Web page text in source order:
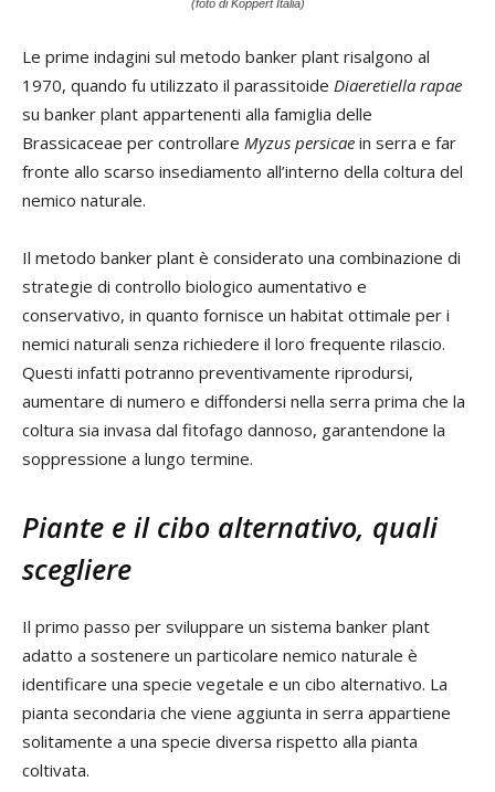
(foto di Koppert Italia)
Le prime indagini sul metodo banker plant risalgono al
1970, quando fu utilizzato il parassitoide Diaeretiella rapae
su banker plant appartenenti alla famiglia delle
Brassicaceae per controllare Myzus persicae in serra e far
fronte allo scarso insediamento all’interno della coltura del
nemico naturale.
Il metodo banker plant è considerato una combinazione di
strategie di controllo biologico aumentativo e
conservativo, in quanto fornisce un habitat ottimale per i
nemici naturali senza richiedere il loro frequente rilascio.
Questi infatti potranno preventivamente riprodursi,
aumentare di numero e diffondersi nella serra prima che la
coltura sia invasa dal fitofago dannoso, garantendone la
soppressione a lungo termine.
Piante e il cibo alternativo, quali
scegliere
Il primo passo per sviluppare un sistema banker plant
adatto a sostenere un particolare nemico naturale è
identificare una specie vegetale e un cibo alternativo. La
pianta secondaria che viene aggiunta in serra appartiene
solitamente a una specie diversa rispetto alla pianta
coltivata.